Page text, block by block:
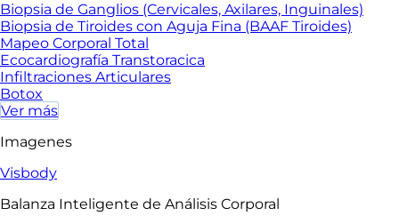
Biopsia de Ganglios (Cervicales, Axilares, Inguinales)
Biopsia de Tiroides con Aguja Fina (BAAF Tiroides)
Mapeo Corporal Total
Ecocardiografía Transtoracica
Infiltraciones Articulares
Botox
Ver más
Imagenes
Visbody
Balanza Inteligente de Análisis Corporal